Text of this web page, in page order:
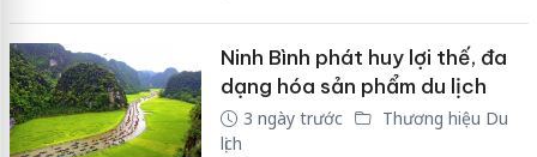
Ninh Bình phát huy lợi thế, đa
dạng hóa sản phẩm du lịch
3 ngày trước
Thương hiệu Du
lịch